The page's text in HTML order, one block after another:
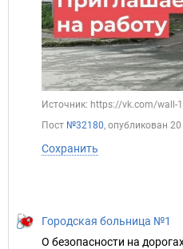
Источник: https://vk.com/wall-
Пост №32180, опубликован
Сохранить
Городская больница №1
О безопасности на